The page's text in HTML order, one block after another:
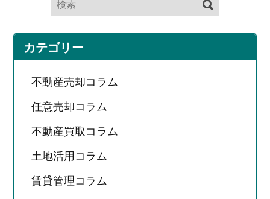
カテゴリー
不動産売却コラム
任意売却コラム
不動産買取コラム
土地活用コラム
賃貸管理コラム